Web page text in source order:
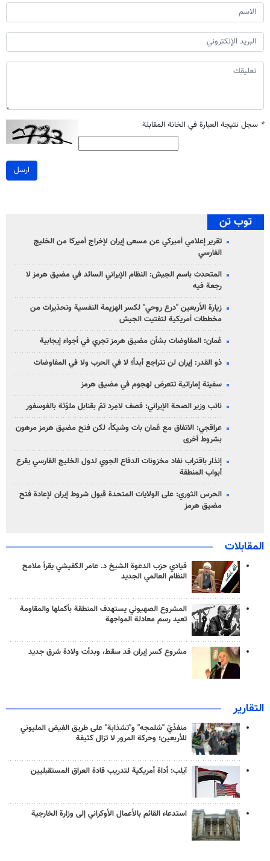
* سجل نتيجة العبارة في الخانة المقابلة
ارسل
توب تن
تقرير إعلامي أميركي عن مسعى إيران لإخراج أميركا من الخليج
الفارسي
المتحدث باسم الجيش: النظام الإيراني السائد في مضيق هرمز لا
رجعة فيه
زيارة الأربعين "درع روحي" لكسر الهزيمة النفسية وتحذيرات من
مخططات أمريكية لتفتيت الجيش
عُمان: المفاوضات بشأن مضيق هرمز تجري في أجواء إيجابية
ذو القدر: إيران لن تتراجع أبداً؛ لا في الحرب ولا في المفاوضات
سفينة إماراتية تتعرض لهجوم في مضيق هرمز
نائب وزير الصحة الإيراني: قصف لامِرد تمّ بقنابل ملوّثة بالفوسفور
عراقجي: الاتفاق مع عُمان بات وشيكاً، لكن فتح مضيق هرمز مرهون
بشروط أخرى
إنذار باقتراب نفاد مخزونات الدفاع الجوي لدول الخليج الفارسي يقرع
أبواب المنطقة
الحرس الثوري: على الولايات المتحدة قبول شروط إيران لإعادة فتح
مضيق هرمز
المقابلات
قيادي حزب الدعوة الشيخ د. عامر الكفيشي يقرأ ملامح
النظام العالمي الجديد
المشروع الصهيوني يستهدف المنطقة بأكملها والمقاومة
تعيد رسم معادلة المواجهة
مشروع كسر إيران قد سقط، وبدأت ولادة شرق جديد
التقارير
منفذَيّ "شلمجه" و"تشذابة" على طريق الفيض المليوني
للأربعين؛ وحركة المرور لا تزال كثيفة
آيلب: أداة أمريكية لتدريب قادة العراق المستقبليين
استدعاء القائم بالأعمال الأوكراني إلى وزارة الخارجية